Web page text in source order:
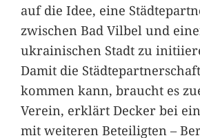
auf die Idee, eine
zwischen Bad Vilbel und
ukrainischen Stadt zu
Damit die
kommen kann, braucht es
Verein, erklärt Decker bei
mit weiteren Beteiligten –